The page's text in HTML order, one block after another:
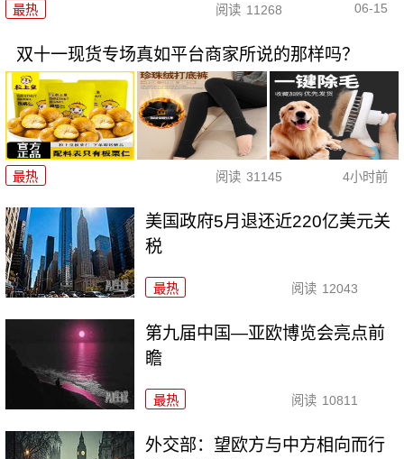
最热 阅读 11268 06-15
双十一现货专场真如平台商家所说的那样吗？
最热 阅读 31145 4小时前
美国政府5月退还近220亿美元关
税
最热 阅读 12043
第九届中国—亚欧博览会亮点前
瞻
最热 阅读 10811
外交部：望欧方与中方相向而行